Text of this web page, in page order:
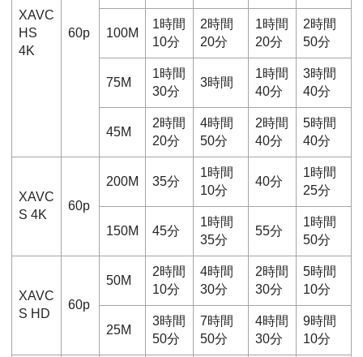
XAVC
HS
4K
60p 100M
1時間
10分
2時間
20分
1時間
20分
2時間
50分
75M
1時間
30分
3時間
1時間
40分
3時間
40分
45M
2時間
20分
4時間
50分
2時間
40分
5時間
40分
XAVC
S 4K
60p
200M 35分
1時間
10分
40分
1時間
25分
150M 45分
1時間
35分
55分
1時間
50分
XAVC
S HD
60p
50M
2時間
10分
4時間
30分
2時間
30分
5時間
10分
25M
3時間
50分
7時間
50分
4時間
30分
9時間
10分